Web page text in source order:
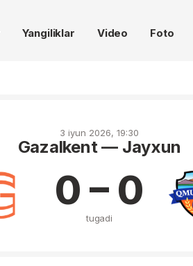
Yangiliklar Video Foto
3 iyun 2026, 19:30
Gazalkent — Jayxun
0 – 0
tugadi